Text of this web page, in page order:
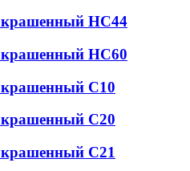
НС44
НС60
С10
С20
С21